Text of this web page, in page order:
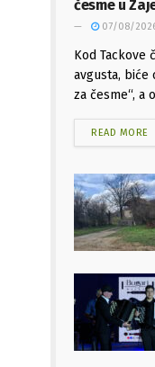
česme u
07/08/
Kod Tackove
avgusta, biće
za česme“, a
READ MORE